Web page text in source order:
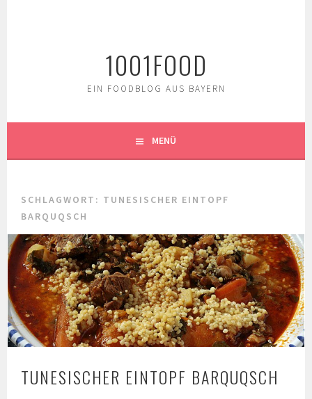
1001FOOD
EIN FOODBLOG AUS BAYERN
MENÜ
SCHLAGWORT: TUNESISCHER EINTOPF
BARQUQSCH
TUNESISCHER EINTOPF BARQUQSCH